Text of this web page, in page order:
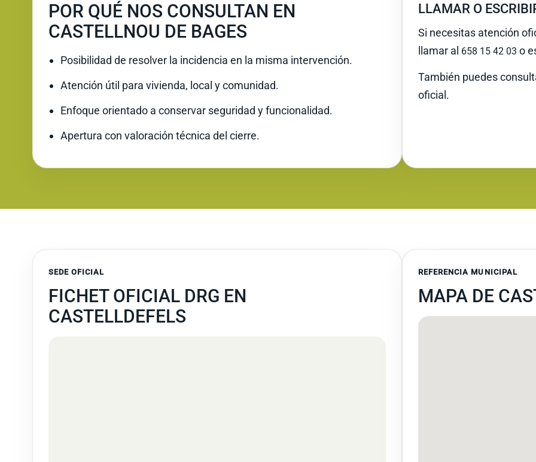
POR QUÉ NOS CONSULTAN EN
CASTELLNOU DE BAGES
Posibilidad de resolver la incidencia en la misma intervención.
Atención útil para vivienda, local y comunidad.
Enfoque orientado a conservar seguridad y funcionalidad.
Apertura con valoración técnica del cierre.
LLAMAR O
Si necesitas atención
llamar al 658 15 42 03 o
También puedes
oficial.
SEDE OFICIAL
FICHET OFICIAL DRG EN
CASTELLDEFELS
REFERENCIA MUNICIPAL
MAPA DE